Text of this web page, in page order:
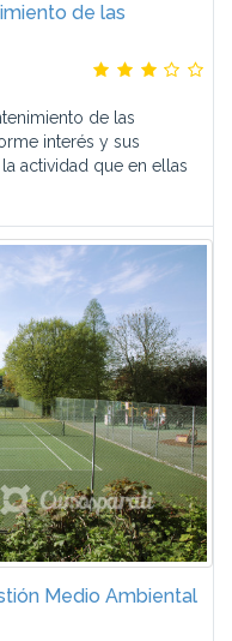
de las
de las
interés y sus
actividad que en ellas
Medio Ambiental